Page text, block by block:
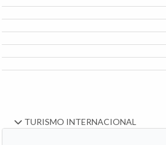
TURISMO INTERNACIONAL